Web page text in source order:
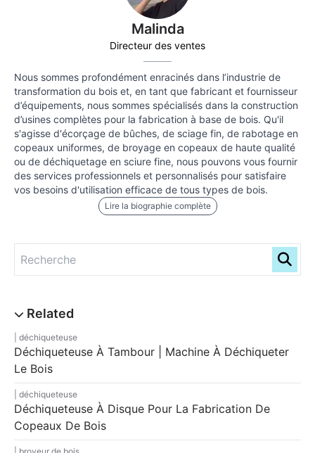
Malinda
Directeur des ventes
Nous sommes profondément enracinés dans l’industrie de
transformation du bois et, en tant que fabricant et fournisseur
d’équipements, nous sommes spécialisés dans la construction
d’usines complètes pour la fabrication à base de bois. Qu'il
s'agisse d'écorçage de bûches, de sciage fin, de rabotage en
copeaux uniformes, de broyage en copeaux de haute qualité
ou de déchiquetage en sciure fine, nous pouvons vous fournir
des services professionnels et personnalisés pour satisfaire
vos besoins d'utilisation efficace de tous types de bois.
Lire la biographie complète
déchiqueteuse
Déchiqueteuse À Tambour | Machine À Déchiqueter
Le Bois
déchiqueteuse
Déchiqueteuse À Disque Pour La Fabrication De
Copeaux De Bois